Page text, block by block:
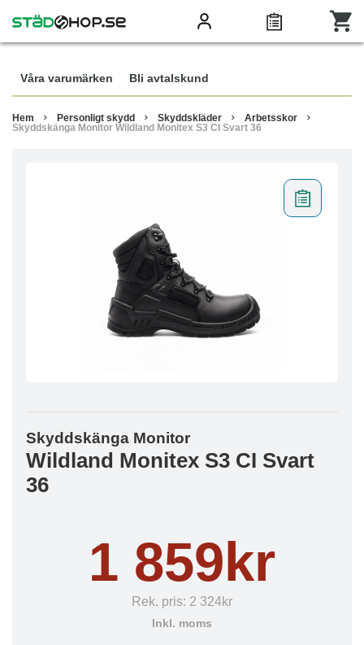
Våra varumärken Bli avtalskund
Hem Personligt skydd Skyddskläder
Arbetsskor
Skyddskänga Monitor Wildland Monitex S3 CI Svart 36
Skyddskänga Monitor
Wildland Monitex S3 CI Svart
36
1 859kr
Rek. pris: 2 324kr
Inkl. moms